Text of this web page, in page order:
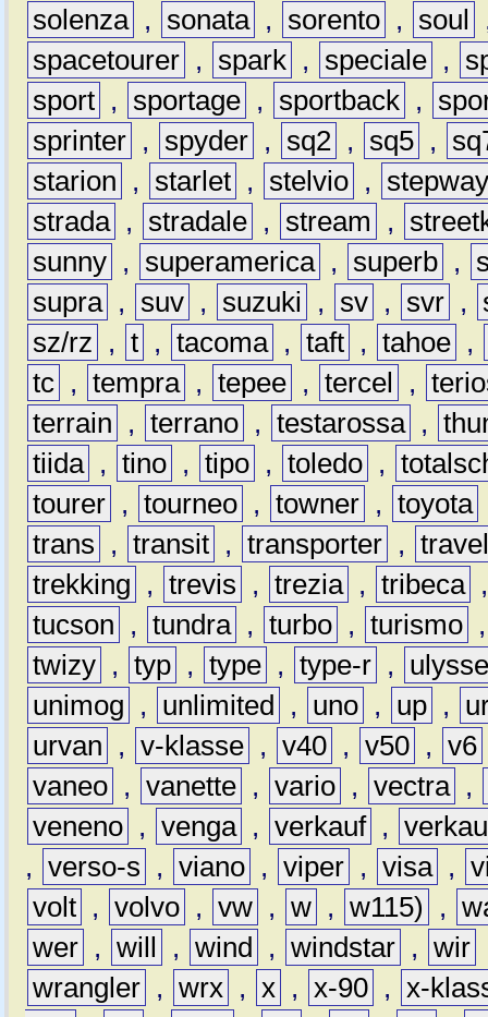
solenza , sonata , sorento , soul
spacetourer , spark , speciale ,
sport , sportage , sportback ,
sprinter , spyder , sq2 , sq5 ,
starion
, starlet , stelvio ,
strada , stradale , stream ,
sunny , superamerica , superb ,
supra , suv , suzuki , sv , svr ,
sz/rz
, t , tacoma , taft , tahoe ,
tc , tempra , tepee , tercel ,
terrain
, terrano , testarossa ,
tiida , tino , tipo , toledo ,
tourer , tourneo , towner , toyota
trans
, transit , transporter ,
trekking
, trevis , trezia , tribeca
tucson
, tundra , turbo , turismo
twizy , typ , type , type-r ,
unimog
, unlimited , uno , up ,
urvan
, v-klasse , v40 , v50 , v6
vaneo , vanette , vario , vectra ,
veneno , venga , verkauf ,
, verso-s , viano , viper , visa ,
volt , volvo , vw , w , w115) ,
wer , will , wind , windstar , wir
wrangler , wrx , x , x-90 , x-